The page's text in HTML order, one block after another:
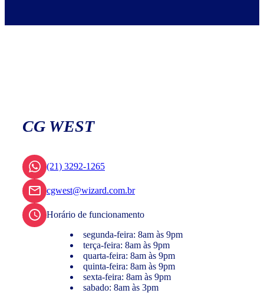
CG WEST
(21) 3292-1265
cgwest@wizard.com.br
Horário de funcionamento
segunda-feira: 8am às 9pm
terça-feira: 8am às 9pm
quarta-feira: 8am às 9pm
quinta-feira: 8am às 9pm
sexta-feira: 8am às 9pm
sabado: 8am às 3pm